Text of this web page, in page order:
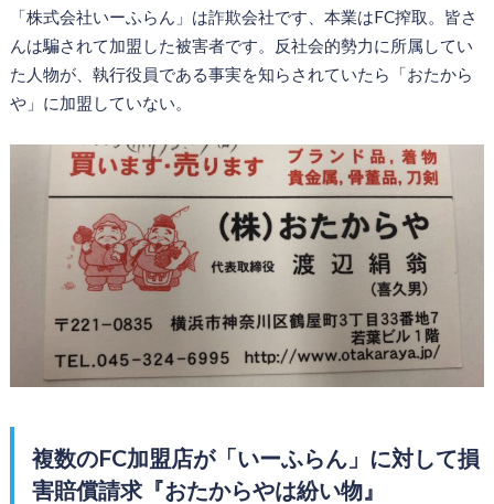
「株式会社いーふらん」は詐欺会社です、本業はFC搾取。皆さ
んは騙されて加盟した被害者です。反社会的勢力に所属してい
た人物が、執行役員である事実を知らされていたら「おたから
や」に加盟していない。
複数のFC加盟店が「いーふらん」に対して損
害賠償請求『おたからやは紛い物』